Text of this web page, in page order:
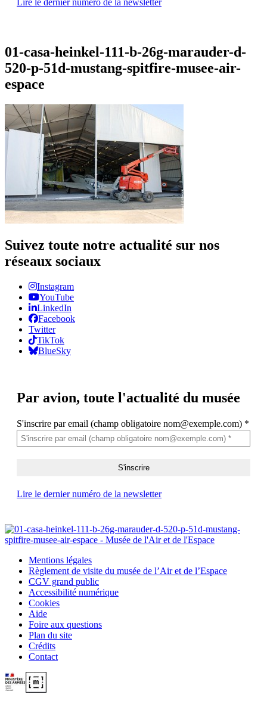
01-casa-heinkel-111-b-26g-marauder-d-
520-p-51d-mustang-spitfire-musee-air-
espace
Suivez toute notre actualité sur nos
réseaux sociaux
Instagram
YouTube
LinkedIn
Facebook
Twitter
TikTok
BlueSky
Par avion, toute l'actualité du musée
S'inscrire par email (champ obligatoire nom@exemple.com) *
Lire le dernier numéro de la newsletter
Mentions légales
Règlement de visite du musée de l’Air et de l’Espace
CGV grand public
Accessibilité numérique
Cookies
Aide
Foire aux questions
Plan du site
Crédits
Contact